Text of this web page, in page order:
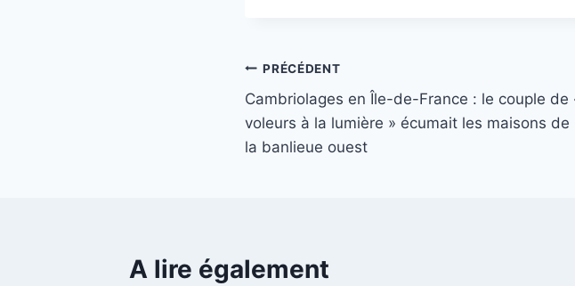
Navigation
de
l’article
PRÉCÉDENT
Cambriolages en Île-de-France : le couple de
voleurs à la lumière » écumait les maisons de
la banlieue ouest
A lire également